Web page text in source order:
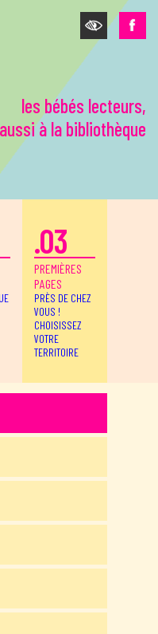
les bébés lecteurs,
à la bibliothèque
.03
PREMIÈRES
PAGES
PRÈS DE CHEZ
VOUS !
CHOISISSEZ
VOTRE
TERRITOIRE